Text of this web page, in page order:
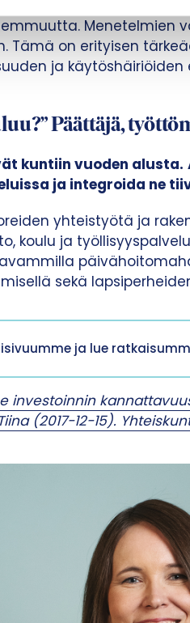
Menetelmien
Tämä on erityisen
ja
Päättäjä,
kuntiin vuoden alusta.
ja integroida ne
yhteistyötä ja
koulu ja
sekä
ja lue
investoinnin
(2017-12-15).